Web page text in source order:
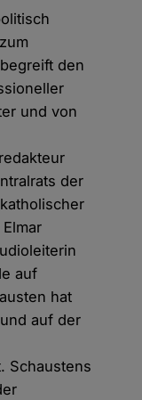
den
und von
der
auf
hat
auf der
Schaustens